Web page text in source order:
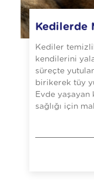
Kedilerde
Kediler
kendilerini
süreçte
birikerek tüy
Evde yaşayan
sağlığı için